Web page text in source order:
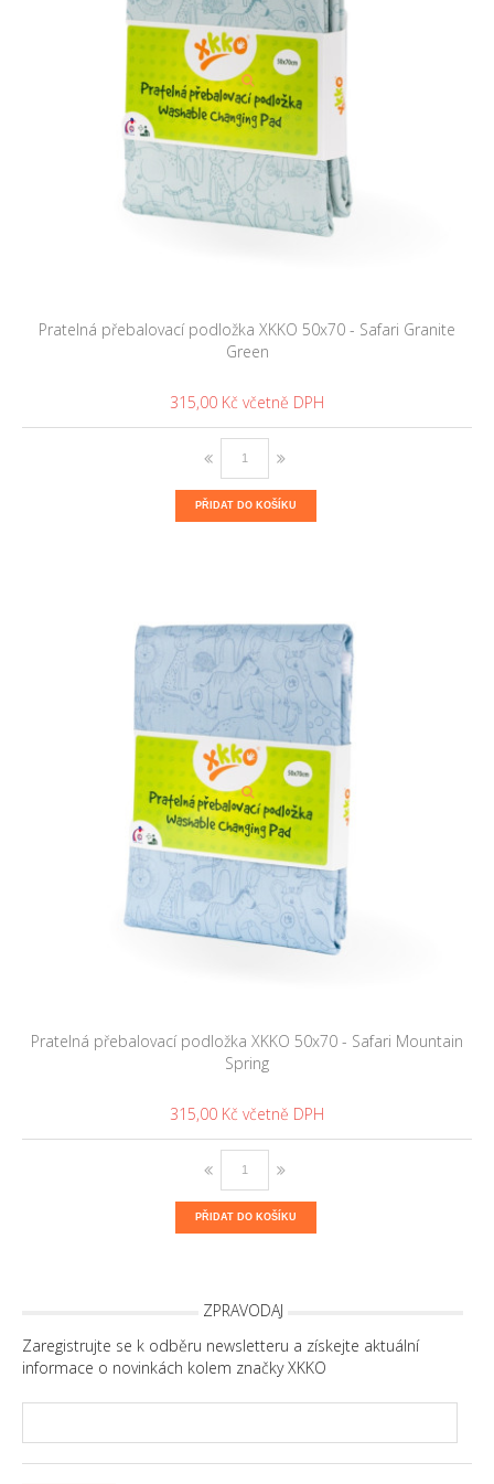
Pratelná přebalovací podložka XKKO 50x70 - Safari Granite
Green
315,00 Kč
PŘIDAT DO KOŠÍKU
Pratelná přebalovací podložka XKKO 50x70 - Safari Mountain
Spring
315,00 Kč
PŘIDAT DO KOŠÍKU
ZPRAVODAJ
Zaregistrujte se k odběru newsletteru a získejte aktuální
informace o novinkách kolem značky XKKO